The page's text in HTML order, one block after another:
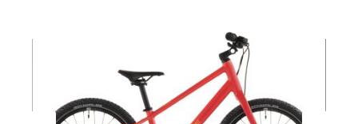
Bildergalerie überspringen